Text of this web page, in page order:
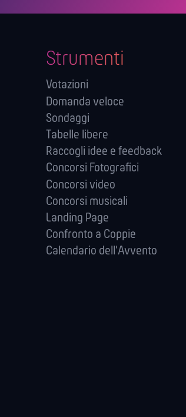
Strumenti
Votazioni
Domanda veloce
Sondaggi
Tabelle libere
Raccogli idee e feedback
Concorsi Fotografici
Concorsi video
Concorsi musicali
Landing Page
Confronto a Coppie
Calendario dell'Avvento